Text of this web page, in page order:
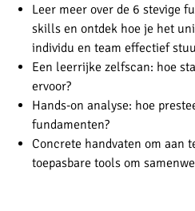
Leer meer over de 6 stevige
skills en ontdek hoe je het
individu en team effectief
Een leerrijke zelfscan: hoe
ervoor?
Hands-on analyse: hoe
fundamenten?
Concrete handvaten om aan
toepasbare tools om